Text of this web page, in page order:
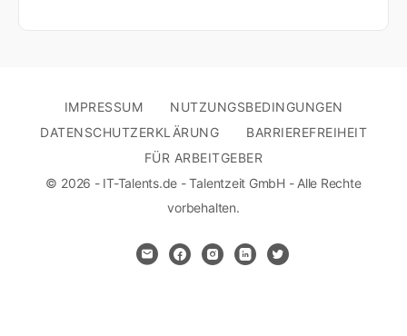
IMPRESSUM
NUTZUNGSBEDINGUNGEN
DATENSCHUTZERKLÄRUNG
BARRIEREFREIHEIT
FÜR ARBEITGEBER
© 2026 - IT-Talents.de - Talentzeit GmbH - Alle Rechte
vorbehalten.